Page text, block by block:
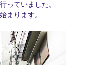
っていました。
まります。